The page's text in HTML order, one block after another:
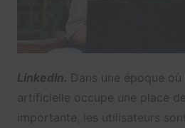
LinkedIn. Dans une époque où
artificielle occupe une place
importante, les utilisateurs